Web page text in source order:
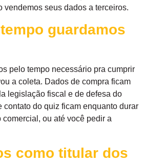
vendemos seus dados a terceiros.
guardamos
pelo tempo necessário pra cumprir
a coleta. Dados de compra ficam
legislação fiscal e de defesa do
contato do quiz ficam enquanto durar
ou até você pedir a
como titular dos